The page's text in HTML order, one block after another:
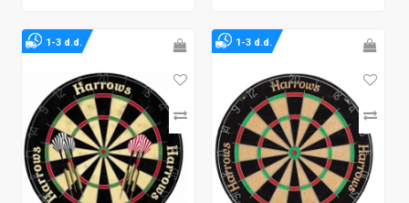
1-3 d.d. 1-3 d.d.